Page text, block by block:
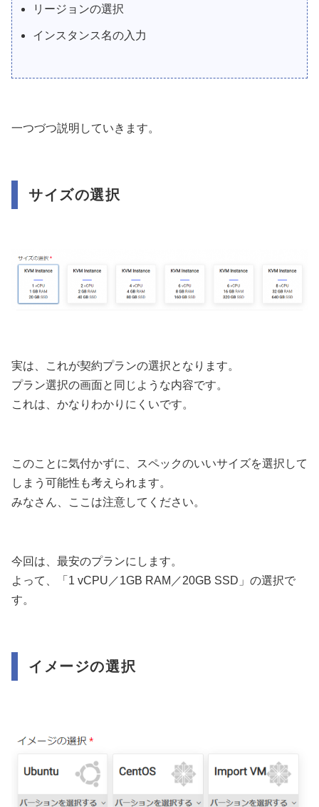
リージョンの選択
インスタンス名の入力
一つづつ説明していきます。
サイズの選択
実は、これが契約プランの選択となります。
プラン選択の画面と同じような内容です。
これは、かなりわかりにくいです。
このことに気付かずに、スペックのいいサイズを選択して
しまう可能性も考えられます。
みなさん、ここは注意してください。
今回は、最安のプランにします。
よって、「1 vCPU／1GB RAM／20GB SSD」の選択で
す。
イメージの選択